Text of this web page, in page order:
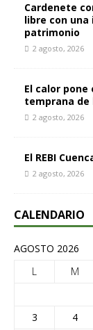
Cardenete
libre con
patrimonio
2 agosto, 2026
El calor
temprana de
2 agosto, 2026
El REBI
2 agosto, 2026
CALENDARIO
AGOSTO 2026
L
M
3
4